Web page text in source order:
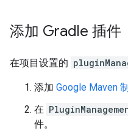
添加 Gradle 插件
在项目设置的
添加 Google Maven
在
件。